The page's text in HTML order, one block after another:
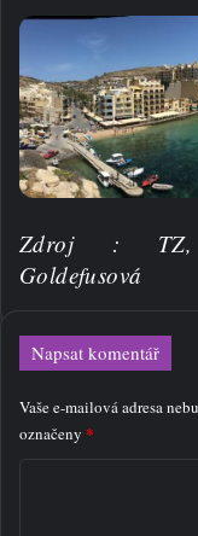
Zdroj : TZ,
Goldefusová
Napsat komentář
Vaše e-mailová adresa
označeny *